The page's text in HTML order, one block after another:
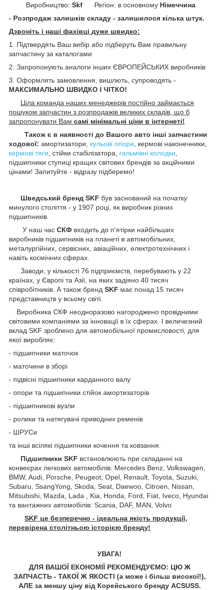
Виробництво: SkfРегіон: в основному Німеччина
- Розпродаж залишків складу - залишилося кілька штук.
Дзвоніть і наші фахівці дуже швидко:
1. Підтвердять Ваш вибір або підберуть Вам правильну
запчастину за каталогами
2. Запропонують аналоги інших ЄВРОПЕЙСЬКИХ виробників
3. Оформлять замовлення, вишлють, супроводять -
МАКСИМАЛЬНО ШВИДКО І ЧІТКО!
Ціла команда наших менеджерів постійно займається
пошуком запчастин з розпродажів великих складів, що б
запропонувати Вам самі мінімальні ціни в інтернеті!
Також є в наявності до Вашого авто інші запчастини
ходової: амортизатори, кульові опори , кермові наконечники,
кермові тяги , стійки стабілізатора, гальмівні колодки
підшипники ступиці кращих світових брендів за акційними
цінами! Запитуйте - відразу підберемо!
Шведський бренд SKF був заснований на початку
минулого століття - у 1907 році, як виробник різних
підшипників.
У наш час СКФ входить до п'ятірки найбільших
виробників підшипників на планеті в автомобільних,
металургійних, сервісних, авіаційних, електротехнічних і
навіть космічних сферах.
Заводи, у кількості 76 підприємств, перебувають у 22
країнах, у Європі та Азії, на яких задіяно 40 тисяч
співробітників. А також бренд SKF має понад 15 тисяч
представництв у всьому світі.
Виробника СКФ неодноразово нагороджено провідними
світовими компаніями за інновації в їх сферах. І величезний
вклад SKF зроблено для автомобільної промисловості, для
якої виробляє:
- підшипники маточок
- маточини в зборі
- підвісні підшипники карданного валу
- опори та підшипники стійок амортизаторів
- підшипникові вузли
- ролики та натягувачі приводних ременів
- ШРУСи
та інші всілякі підшипники кочення та ковзання.
Підшипники SKF встановлюють при складанні на
конвеєрах легкових автомобілів: Mercedes Benz, Volkswagen,
BMW, Audi, Porsche, Peugeot, Opel, Renault, Toyota, Suzuki,
Subaru, SsangYong, Skoda, Seat, Daewoo, Citroen, Nissan,
Mitsubishi, Mazda, Lada , Kia, Honda, Ford, Fiat, Iveco, Hyundai
та вантажних автомобілів: Scania, DAF, MAN, Volvo
SKF це безперечно - ідеальна якість продукції,
перевірена столітньою історією бренду!
УВАГА!
ДЛЯ ВАШОЇ ЕКОНОМІЇ РЕКОМЕНДУЄМО: ЦЮ Ж
ЗАПЧАСТЬ - ТАКОЇ Ж ЯКОСТІ (а може і більш високої!),
АЛЕ за меншу ціну від Корейського бренду ACSUSS.